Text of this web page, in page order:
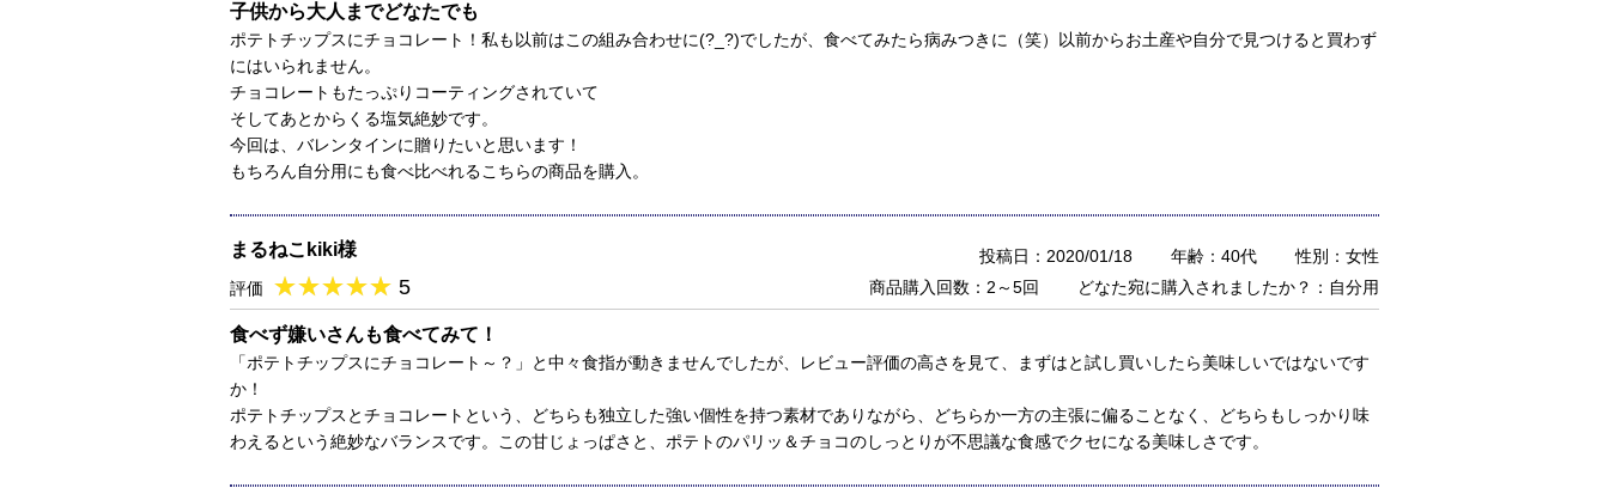
子供から大人までどなたでも
ポテトチップスにチョコレート！私も以前はこの組み合わせに(?_?)でしたが、食べてみたら病みつきに（笑）以前からお土産や自分で見つけると買わず
にはいられません。
チョコレートもたっぷりコーティングされていて
そしてあとからくる塩気絶妙です。
今回は、バレンタインに贈りたいと思います！
もちろん自分用にも食べ比べれるこちらの商品を購入。
まるねこkiki様
評価 ★★★★★
★★★★★ 5
投稿日：2020/01/18 年齢：40代
性別：女性
商品購入回数：2～5回
どなた宛に購入されましたか？：自分用
食べず嫌いさんも食べてみて！
「ポテトチップスにチョコレート～？」と中々食指が動きませんでしたが、レビュー評価の高さを見て、まずはと試し買いしたら美味しいではないです
か！
ポテトチップスとチョコレートという、どちらも独立した強い個性を持つ素材でありながら、どちらか一方の主張に偏ることなく、どちらもしっかり味
わえるという絶妙なバランスです。この甘じょっぱさと、ポテトのパリッ＆チョコのしっとりが不思議な食感でクセになる美味しさです。